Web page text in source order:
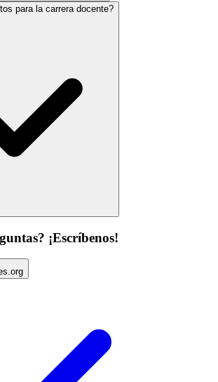
para la carrera docente?
¡Escríbenos!